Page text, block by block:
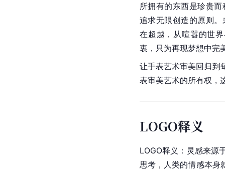
所拥有的东西是珍贵
追求无限创造的原则
在超越，从喧嚣的世
衷，只为再现梦想中完
让手表艺术审美回归到
表审美艺术的所有权，
LOGO释义
LOGO释义：灵感来源
思考，人类的情感本身